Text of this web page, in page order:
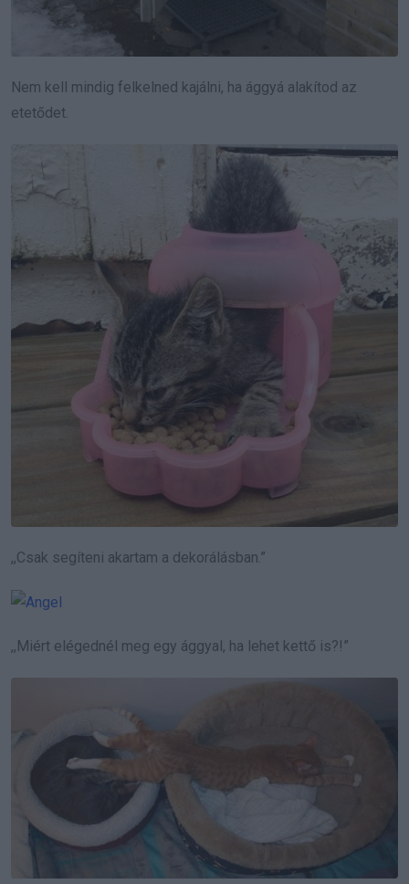
Nem kell mindig felkelned kajálni, ha ággyá alakítod az
etetődet.
,,Csak segíteni akartam a dekorálásban.”
,,Miért elégednél meg egy ággyal, ha lehet kettő is?!”